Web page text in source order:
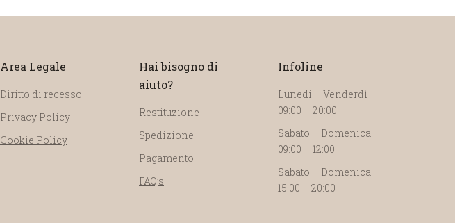
Area Legale
Diritto di recesso
Privacy Policy
Cookie Policy
Hai bisogno di
aiuto?
Restituzione
Spedizione
Pagamento
FAQ’s
Infoline
Lunedi – Venderdì
09:00 – 20:00
Sabato – Domenica
09:00 – 12:00
Sabato – Domenica
15:00 – 20:00